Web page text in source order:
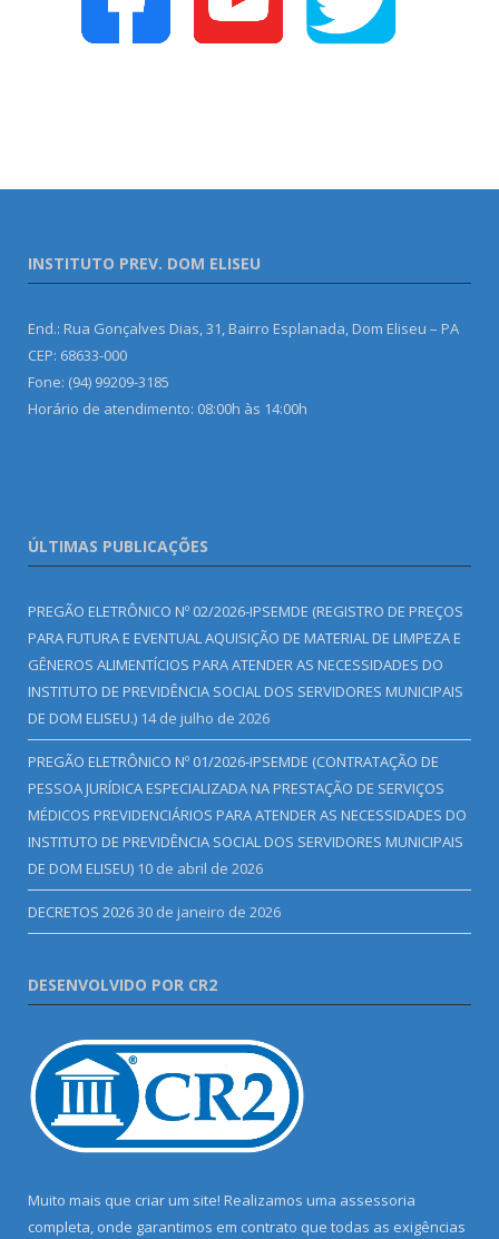
INSTITUTO PREV. DOM ELISEU
End.: Rua Gonçalves Dias, 31, Bairro Esplanada, Dom Eliseu – PA
CEP: 68633-000
Fone: (94) 99209-3185
Horário de atendimento: 08:00h às 14:00h
ÚLTIMAS PUBLICAÇÕES
PREGÃO ELETRÔNICO Nº 02/2026-IPSEMDE (REGISTRO DE PREÇOS
PARA FUTURA E EVENTUAL AQUISIÇÃO DE MATERIAL DE LIMPEZA E
GÊNEROS ALIMENTÍCIOS PARA ATENDER AS NECESSIDADES DO
INSTITUTO DE PREVIDÊNCIA SOCIAL DOS SERVIDORES MUNICIPAIS
DE DOM ELISEU.) 14 de julho de 2026
PREGÃO ELETRÔNICO Nº 01/2026-IPSEMDE (CONTRATAÇÃO DE
PESSOA JURÍDICA ESPECIALIZADA NA PRESTAÇÃO DE SERVIÇOS
MÉDICOS PREVIDENCIÁRIOS PARA ATENDER AS NECESSIDADES DO
INSTITUTO DE PREVIDÊNCIA SOCIAL DOS SERVIDORES MUNICIPAIS
DE DOM ELISEU) 10 de abril de 2026
DECRETOS 202630 de janeiro de 2026
DESENVOLVIDO POR CR2
Muito mais que criar um site! Realizamos uma assessoria
completa, onde garantimos em contrato que todas as exigências